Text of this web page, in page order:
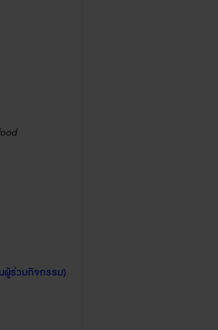
ผู้ร่วมกิจกรรม)